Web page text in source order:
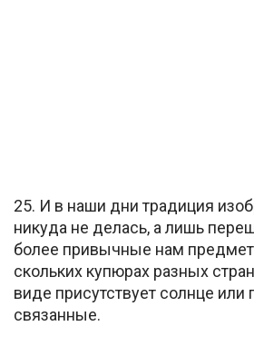
25. И в наши дни традиция
никуда не делась, а лишь
более привычные нам
скольких купюрах разных
виде присутствует солнце
связанные.